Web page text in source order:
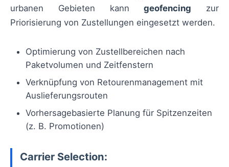
urbanen Gebieten kanngeofencing zur
Priorisierung von Zustellungen eingesetzt werden.
Optimierung von Zustellbereichen nach
Paketvolumen und Zeitfenstern
Verknüpfung von Retourenmanagement mit
Auslieferungsrouten
Vorhersagebasierte Planung für Spitzenzeiten
(z. B. Promotionen)
Carrier Selection: